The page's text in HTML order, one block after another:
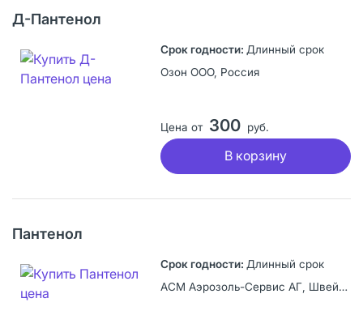
Д-Пантенол
Длинный срок
Озон ООО, Россия
Цена от 300 руб.
В корзину
Пантенол
Длинный срок
АСМ Аэрозоль-Сервис АГ, Швейцария